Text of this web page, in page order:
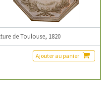
de Toulouse, 1820
Ajouter au panier